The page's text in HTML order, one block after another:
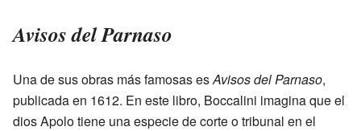
Avisos del Parnaso
Una de sus obras más famosas esAvisos del Parnaso,
publicada en 1612. En este libro, Boccalini imagina que el
dios Apolo tiene una especie de corte o tribunal en el